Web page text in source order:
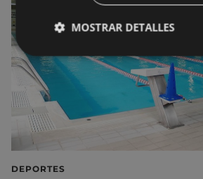
DEPORTES
MOSTRAR DETALLES